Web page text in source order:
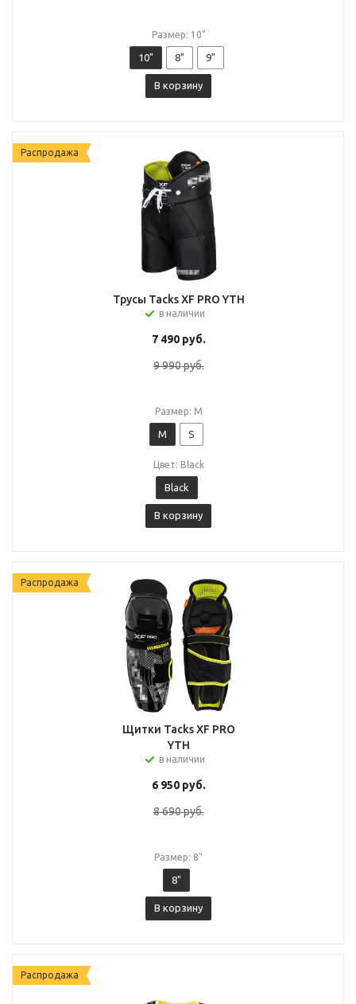
Размер: 10"
10" 8" 9"
В корзину
Распродажа
Трусы Tacks XF PRO YTH
в наличии
7 490руб.
9 990руб.
Размер: M
M S
Цвет: Black
Black
В корзину
Распродажа
Щитки Tacks XF PRO
YTH
в наличии
6 950руб.
8 690руб.
Размер: 8"
8"
В корзину
Распродажа